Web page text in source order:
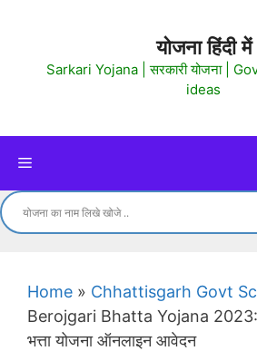
content
योजना हिंदी में
Sarkari Yojana | सरकारी योजना |
ideas
Menu
Home » Chhattisgarh Govt
Berojgari Bhatta Yojana 2023:
भत्ता योजना ऑनलाइन आवेदन